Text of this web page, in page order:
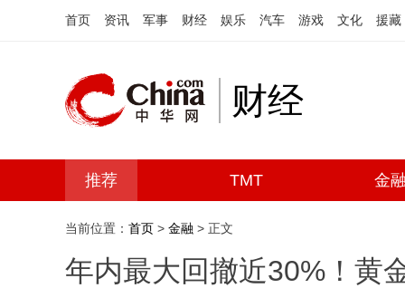
首页 资讯 军事 财经 娱乐 汽车 游戏 文化 援藏
财经
推荐 TMT 金
当前位置： 首页 > 金融 > 正文
年内最大回撤近30%！黄